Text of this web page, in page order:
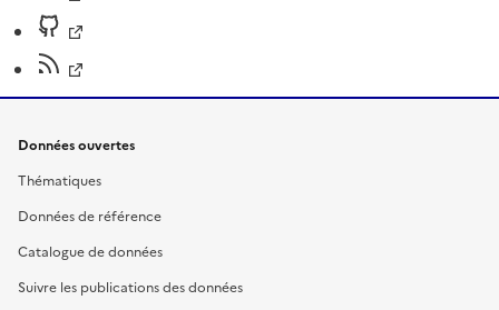
Données ouvertes
Thématiques
Données de référence
Catalogue de données
Suivre les publications des données